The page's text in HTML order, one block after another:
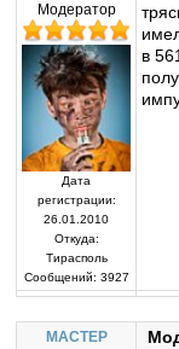
Модератор
Дата
регистрации:
26.01.2010
Откуда:
Тирасполь
Сообщений: 3927
в
MACTEP